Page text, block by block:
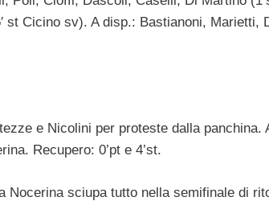
st Cicino sv). A disp.: Bastianoni, Marietti,
e Nicolini per proteste dalla panchina.
Recupero: 0’pt e 4’st.
Nocerina sciupa tutto nella semifinale di